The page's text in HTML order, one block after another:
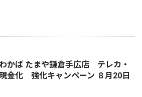
かば たまや鎌倉手広店 テレカ・
金化 強化キャンペーン ８月20日